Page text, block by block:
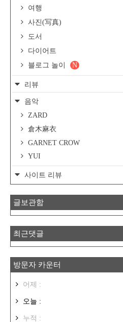
여행
사진(写真)
도서
다이어트
블로그 놀이
N
리뷰
음악
ZARD
倉木麻衣
GARNET CROW
YUI
사이트 리뷰
글보관함
최근댓글
방문자 카운터
어제 :
오늘 :
누적 :